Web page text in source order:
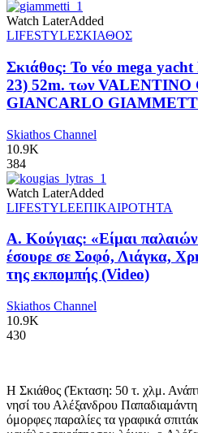
Watch LaterAdded
LIFESTYLEΣΚΙΑΘΟΣ
Σκιάθος: Το νέο mega
23) 52m. των
GIANCARLO
Skiathos Channel
10.9K
384
Watch LaterAdded
LIFESTYLEΕΠΙΚΑΙΡΟΤΗΤΑ
Α. Κούγιας: «Είμαι
έσουρε σε Σοφό, Λιάγκα,
της εκπομπής (Video)
Skiathos Channel
10.9K
430
Η Σκιάθος (Έκταση: 50 τ. χλμ.
νησί του Αλέξανδρου Παπαδιαμάντη
όμορφες παραλίες τα γραφικά